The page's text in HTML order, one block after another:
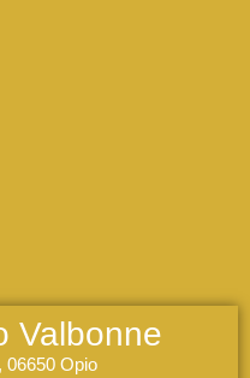
Valbonne
06650 Opio